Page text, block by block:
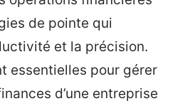
de pointe qui
et la précision.
essentielles pour gérer
d’une entreprise